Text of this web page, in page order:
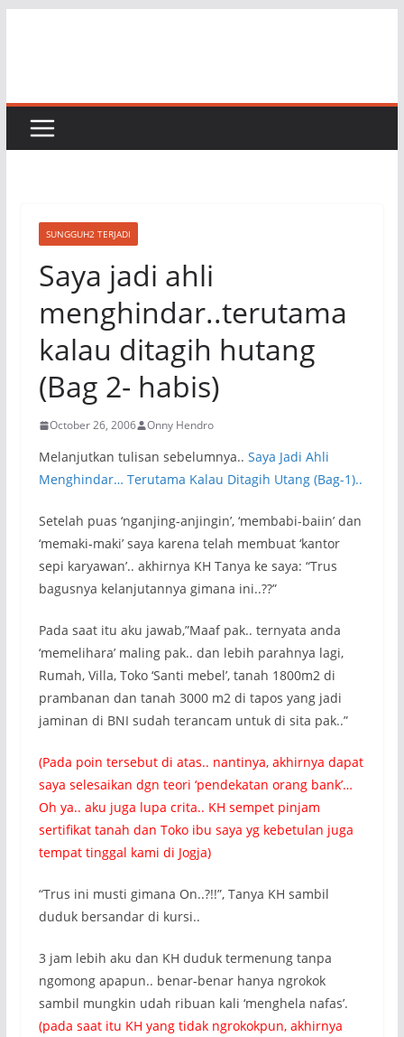
SUNGGUH2 TERJADI
Saya jadi ahli
menghindar..terutama
kalau ditagih hutang
(Bag 2- habis)
October 26, 2006 Onny Hendro
Melanjutkan tulisan sebelumnya.. Saya Jadi Ahli
Menghindar… Terutama Kalau Ditagih Utang (Bag-1)..
Setelah puas ‘nganjing-anjingin’, ‘membabi-baiin’ dan
‘memaki-maki’ saya karena telah membuat ‘kantor
sepi karyawan’.. akhirnya KH Tanya ke saya: “Trus
bagusnya kelanjutannya gimana ini..??”
Pada saat itu aku jawab,”Maaf pak.. ternyata anda
‘memelihara’ maling pak.. dan lebih parahnya lagi,
Rumah, Villa, Toko ‘Santi mebel’, tanah 1800m2 di
prambanan dan tanah 3000 m2 di tapos yang jadi
jaminan di BNI sudah terancam untuk di sita pak..”
(Pada poin tersebut di atas.. nantinya, akhirnya dapat
saya selesaikan dgn teori ‘pendekatan orang bank’…
Oh ya.. aku juga lupa crita.. KH sempet pinjam
sertifikat tanah dan Toko ibu saya yg kebetulan juga
tempat tinggal kami di Jogja)
“Trus ini musti gimana On..?!!”, Tanya KH sambil
duduk bersandar di kursi..
3 jam lebih aku dan KH duduk termenung tanpa
ngomong apapun.. benar-benar hanya ngrokok
sambil mungkin udah ribuan kali ‘menghela nafas’.
(pada saat itu KH yang tidak ngrokokpun, akhirnya